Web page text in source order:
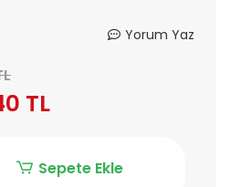
Yorum Yaz
TL
Sepete Ekle